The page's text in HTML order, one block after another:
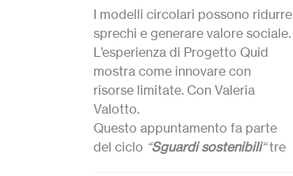
I modelli circolari possono ridurre
sprechi e generare valore sociale.
L’esperienza di Progetto Quid
mostra come innovare con
risorse limitate. Con Valeria
Valotto.
Questo appuntamento fa parte
del ciclo “Sguardi sostenibili“tre